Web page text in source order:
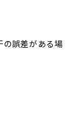
の誤差がある場